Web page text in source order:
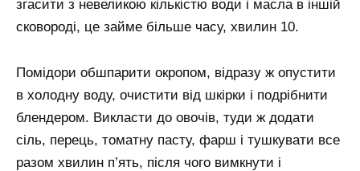
згасити з невеликою кількістю води і масла в іншій
сковороді, це займе більше часу, хвилин 10.
Помідори обшпарити окропом, відразу ж опустити
в холодну воду, очистити від шкірки і подрібнити
блендером. Викласти до овочів, туди ж додати
сіль, перець, томатну пасту, фарш і тушкувати все
разом хвилин п’ять, після чого вимкнути і